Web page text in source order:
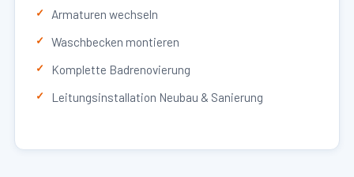
Armaturen wechseln
Waschbecken montieren
Komplette Badrenovierung
Leitungsinstallation Neubau & Sanierung